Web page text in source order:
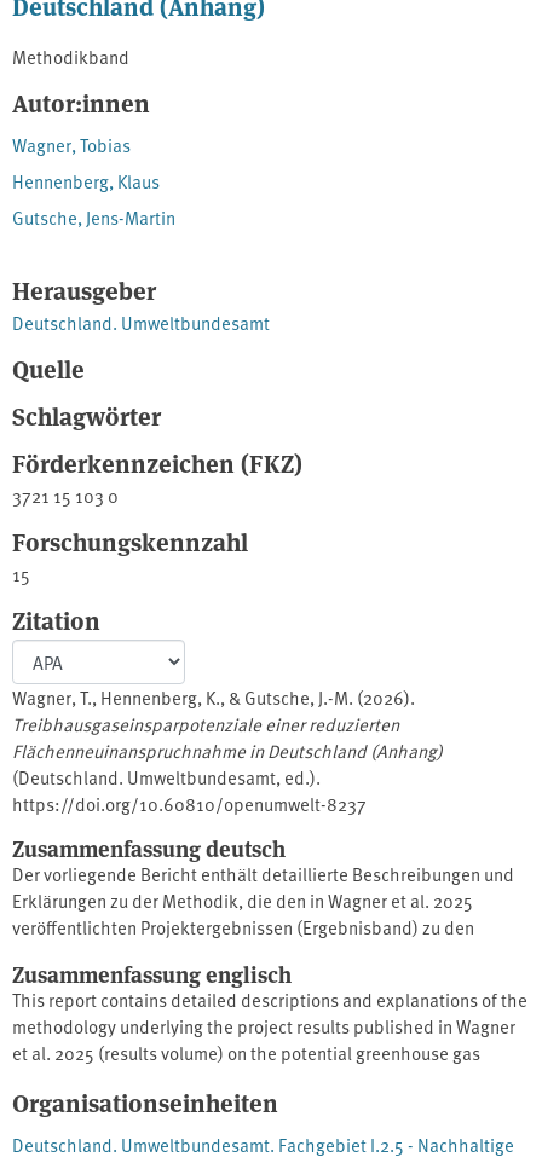
Methodikband
Autor:innen
Wagner, Tobias
Hennenberg, Klaus
Gutsche, Jens-Martin
Herausgeber
Deutschland. Umweltbundesamt
Quelle
Schlagwörter
Förderkennzeichen (FKZ)
3721 15 103 0
Forschungskennzahl
15
Zitation
Wagner, T., Hennenberg, K., & Gutsche, J.-M. (2026).
Treibhausgaseinsparpotenziale einer reduzierten
Flächenneuinanspruchnahme in Deutschland (Anhang)
(Deutschland. Umweltbundesamt, ed.).
https://doi.org/10.60810/openumwelt-8237
Zusammenfassung deutsch
Der vorliegende Bericht enthält detaillierte Beschreibungen und
Erklärungen zu der Methodik, die den in Wagner et al. 2025
veröffentlichten Projektergebnissen (Ergebnisband) zu den
Flächenneuinanspruchnahme zugrunde liegen. Der Bericht
versteht sich als ergänzendes Material zum Ergebnisband.
Leserinnen und Leser vom Ergebnisband sollen mithilfe des
vorliegenden Berichts genauer nachvollziehen können, wie die
Zusammenfassung englisch
This report contains detailed descriptions and explanations of the
methodology underlying the project results published in Wagner
et al. 2025 (results volume) on the potential greenhouse gas
supplementary material to the results volume. With the help of
this report, readers of the results volume shall be able to
Organisationseinheiten
Deutschland. Umweltbundesamt. Fachgebiet I.2.5 - Nachhaltige